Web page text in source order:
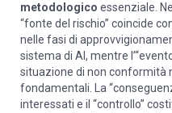
metodologico essenziale.
“fonte del rischio” coincide
nelle fasi di
sistema di AI, mentre
situazione di non conformità
fondamentali. La
interessati e il “controllo”